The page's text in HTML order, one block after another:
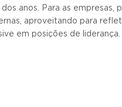
anos. Para as
aproveitando para
em posições de liderança.